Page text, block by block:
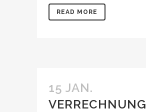
READ MORE
15 JAN.
VERRECHNUNG